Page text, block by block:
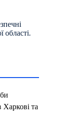
області.
та